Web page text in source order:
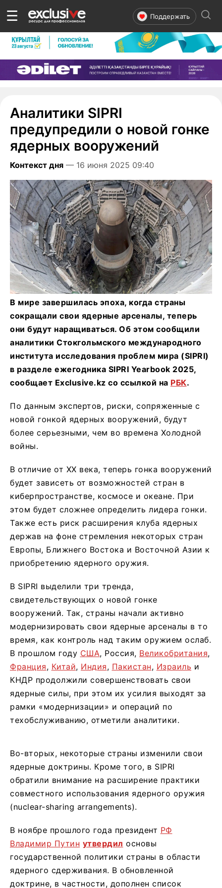
☰ Поддержать
Аналитики SIPRI
предупредили о новой гонке
ядерных вооружений
Контекст дня — 16 июня 2025 09:40
В мире завершилась эпоха, когда страны
сокращали свои ядерные арсеналы, теперь
они будут наращиваться. Об этом сообщили
аналитики Стокгольмского международного
института исследования проблем мира (SIPRI)
в разделе ежегодника SIPRI Yearbook 2025,
сообщает Exclusive.kz со ссылкой на РБК.
По данным экспертов, риски, сопряженные с
новой гонкой ядерных вооружений, будут
более серьезными, чем во времена Холодной
войны.
В отличие от XX века, теперь гонка вооружений
будет зависеть от возможностей стран в
киберпространстве, космосе и океане. При
этом будет сложнее определить лидера гонки.
Также есть риск расширения клуба ядерных
держав на фоне стремления некоторых стран
Европы, Ближнего Востока и Восточной Азии к
приобретению ядерного оружия.
В SIPRI выделили три тренда,
свидетельствующих о новой гонке
вооружений. Так, страны начали активно
модернизировать свои ядерные арсеналы в то
время, как контроль над таким оружием ослаб.
В прошлом году США, Россия, Великобритания,
Франция, Китай, Индия, Пакистан, Израиль и
КНДР продолжили совершенствовать свои
ядерные силы, при этом их усилия выходят за
рамки «модернизации» и операций по
техобслуживанию, отметили аналитики.
Во-вторых, некоторые страны изменили свои
ядерные доктрины. Кроме того, в SIPRI
обратили внимание на расширение практики
совместного использования ядерного оружия
(nuclear-sharing arrangements).
В ноябре прошлого года президент РФ
Владимир Путин утвердил основы
государственной политики страны в области
ядерного сдерживания. В обновленной
доктрине, в частности, дополнен список